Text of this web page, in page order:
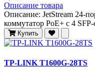
Описание товара
Описание: JetStream 24-
коммутатор PoE+ с 4
Купить
TP-LINK T1600G-28TS